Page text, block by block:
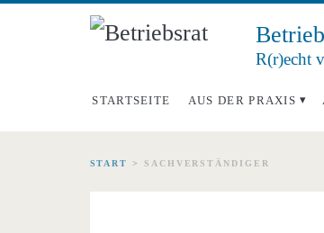
R(r)echt
STARTSEITE AUS DER PRAXIS
START > SACHVERSTÄNDIGER